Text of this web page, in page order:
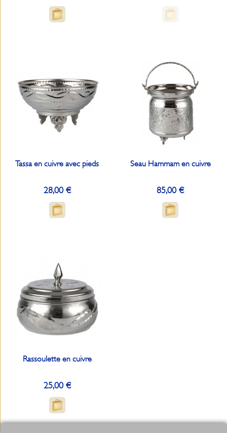
Tassa en cuivre avec pieds
28,00 €
Seau Hammam en cuivre
85,00 €
Rassoulette en cuivre
25,00 €